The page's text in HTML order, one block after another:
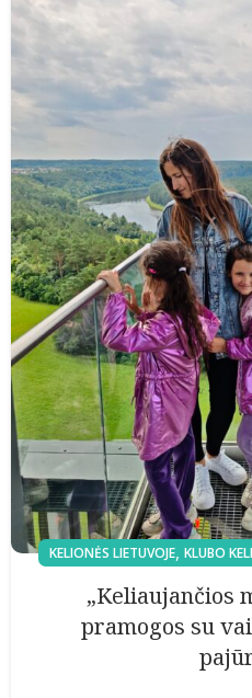
KELIONĖS LIETUVOJE, KLUBO
„Keliaujančios
pramogos su